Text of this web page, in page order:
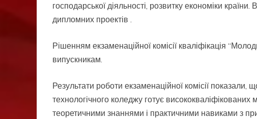
господарської діяльності, розвитку економіки
дипломних проектів .
Рішенням екзаменаційної комісії кваліфікація
випускникам.
Результати роботи екзаменаційної комісії
технологічного коледжу готує висококваліфікованих
теоретичними знаннями і практичними навиками з